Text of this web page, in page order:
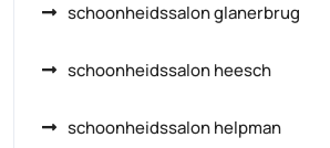
schoonheidssalon glanerbrug
schoonheidssalon heesch
schoonheidssalon helpman